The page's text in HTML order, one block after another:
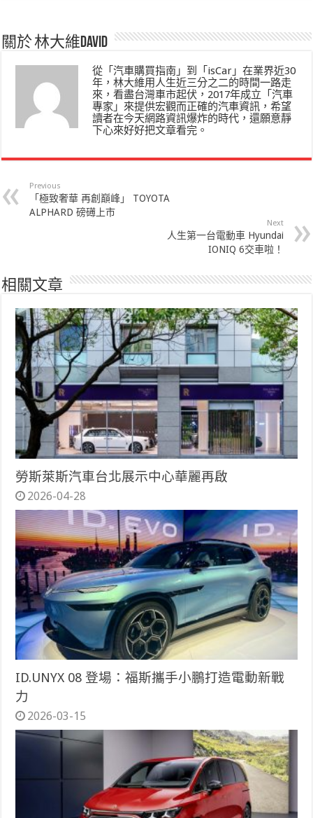
關於 林大維David
從「汽車購買指南」到「isCar」在業界近30
年，林大維用人生近三分之二的時間一路走
來，看盡台灣車市起伏，2017年成立「汽車
專家」來提供宏觀而正確的汽車資訊，希望
讀者在今天網路資訊爆炸的時代，還願意靜
下心來好好把文章看完。
Previous
「極致奢華 再創巔峰」 TOYOTA
ALPHARD 磅礡上市
Next
人生第一台電動車 Hyundai
IONIQ 6交車啦！
相關文章
勞斯萊斯汽車台北展示中心華麗再啟
2026-04-28
ID.UNYX 08 登場：福斯攜手小鵬打造電動新戰
力
2026-03-15